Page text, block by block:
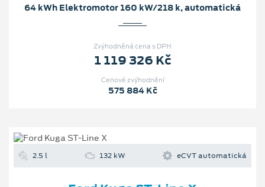
64 kWh Elektromotor 160 kW/218 k, automatická
Zvýhodněná cena s DPH
1 119 326 Kč
Cenové zvýhodnění
575 884 Kč
2.5 l 132 kW eCVT automatická